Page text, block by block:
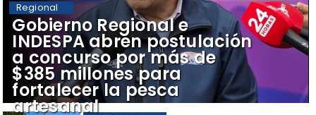
​Gobierno Regional e
INDESPA abren postulación
a concurso por más de
$385 millones para
fortalecer la pesca
artesanal
Regional